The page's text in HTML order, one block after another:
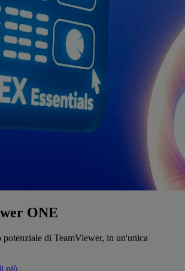
ONE
potenziale di TeamViewer, in un'unica
più